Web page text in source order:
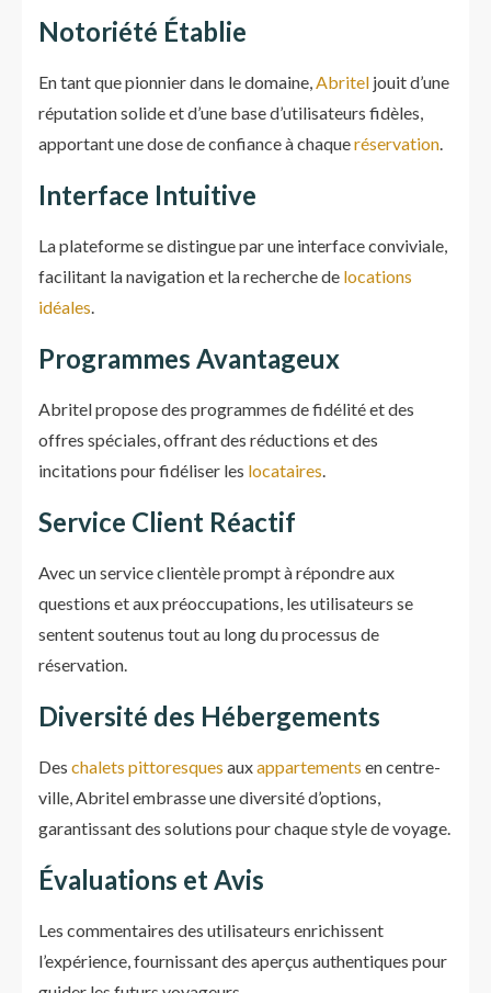
Notoriété Établie
En tant que pionnier dans le domaine,Abritel jouit d’une
réputation solide et d’une base d’utilisateurs fidèles,
apportant une dose de confiance à chaqueréservation.
Interface Intuitive
La plateforme se distingue par une interface conviviale,
facilitant la navigation et la recherche de locations
idéales.
Programmes Avantageux
Abritel propose des programmes de fidélité et des
offres spéciales, offrant des réductions et des
incitations pour fidéliser les locataires.
Service Client Réactif
Avec un service clientèle prompt à répondre aux
questions et aux préoccupations, les utilisateurs se
sentent soutenus tout au long du processus de
réservation.
Diversité des Hébergements
Des chalets pittoresques auxappartements en centre-
ville, Abritel embrasse une diversité d’options,
garantissant des solutions pour chaque style de voyage.
Évaluations et Avis
Les commentaires des utilisateurs enrichissent
l’expérience, fournissant des aperçus authentiques pour